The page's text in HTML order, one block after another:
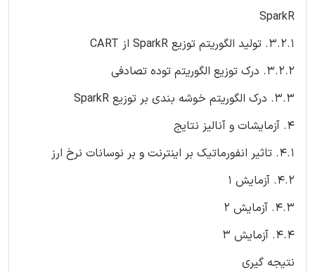
SparkR
3.2.1. تولید الگوریتم توزیع SparkR از CART
3.2.2. درک توزیع الگوریتم توده تصادفی
3.3. درک الگوریتم خوشه بندی بر توزیع SparkR
4. آزمایشات و آنالیز نتایج
4.1. تاثیر انفورماتیک بر اینترنت و بر نوسانات نرخ ارز
4.2. آزمایش 1
4.3. آزمایش 2
4.4. آزمایش 3
نتیجه گیری